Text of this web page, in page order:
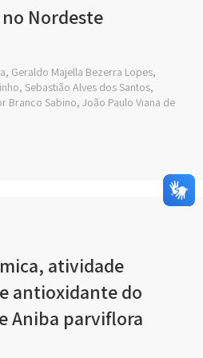
Nordeste
Geraldo Majella Bezerra Lopes,
Sebastião Alves dos Santos,
Branco Sabino, João Paulo Viana de
atividade
antioxidante do
Aniba parviflora